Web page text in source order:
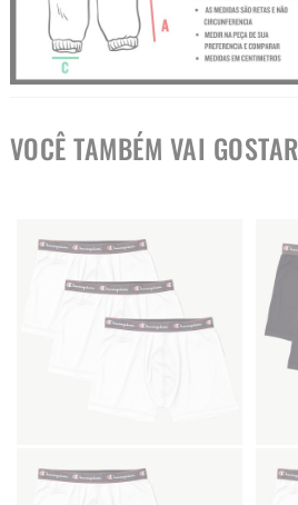
VOCÊ TAMBÉM VAI GOSTAR